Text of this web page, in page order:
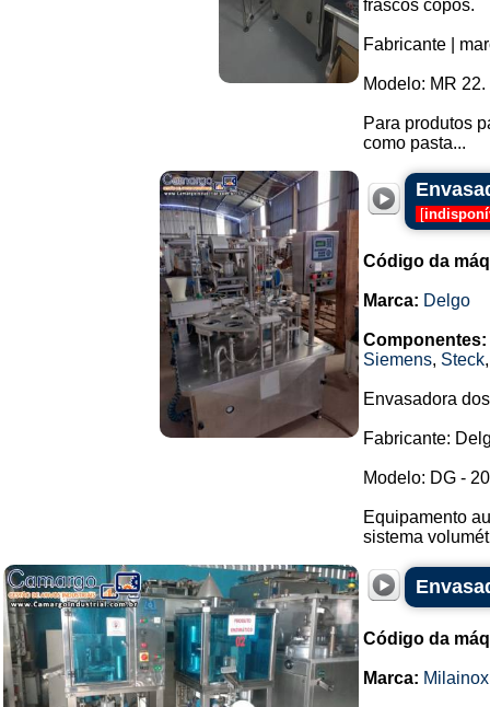
frascos copos.
Fabricante |
Modelo: MR 22.
Para produtos
como pasta...
[
Código da
Marca: Delgo
Componentes:
Siemens, Steck
Envasadora
Fabricante:
Modelo: DG -
Equipamento
sistema
Código da
Marca: Milainox